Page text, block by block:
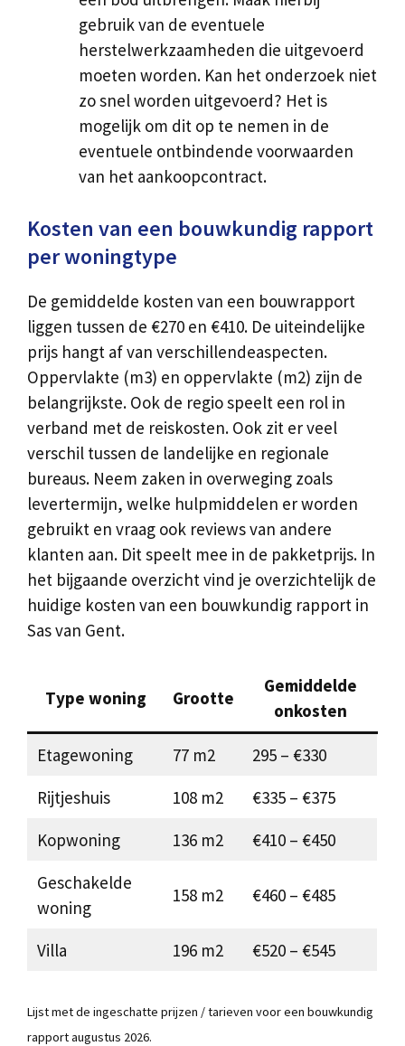
gebruik van de eventuele
herstelwerkzaamheden die uitgevoerd
moeten worden. Kan het onderzoek niet
zo snel worden uitgevoerd? Het is
mogelijk om dit op te nemen in de
eventuele ontbindende voorwaarden
van het aankoopcontract.
Kosten van een bouwkundig rapport
per woningtype
De gemiddelde kosten van een bouwrapport
liggen tussen de €270 en €410. De uiteindelijke
prijs hangt af van verschillendeaspecten.
Oppervlakte (m3) en oppervlakte (m2) zijn de
belangrijkste. Ook de regio speelt een rol in
verband met de reiskosten. Ook zit er veel
verschil tussen de landelijke en regionale
bureaus. Neem zaken in overweging zoals
levertermijn, welke hulpmiddelen er worden
gebruikt en vraag ook reviews van andere
klanten aan. Dit speelt mee in de pakketprijs. In
het bijgaande overzicht vind je overzichtelijk de
huidige kosten van een bouwkundig rapport in
Sas van Gent.
Type woning Grootte
Gemiddelde
onkosten
Etagewoning 77 m2
295 – €330
Rijtjeshuis
108 m2
€335 – €375
Kopwoning
136 m2
€410 – €450
Geschakelde
woning
158 m2 €460 – €485
Villa 196 m2 €520 – €545
Lijst met de ingeschatte prijzen / tarieven voor een bouwkundig
rapport augustus 2026.